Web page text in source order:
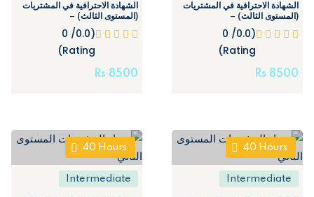
الشهادة الاحترافية في المشتريات
(المستوى الثالث) –
Professional certificate in
Purchasing (Level 3) (Copy
(0.0/ 0
Rating)
8500
Rs
الشهادة الاحترافية في المشتريات
(المستوى الثالث) –
Professional certificate in
Purchasing (Level 3)
(0.0/ 0
Rating)
8500
Rs
40 Hours
Intermediate
40 Hours
Intermediate